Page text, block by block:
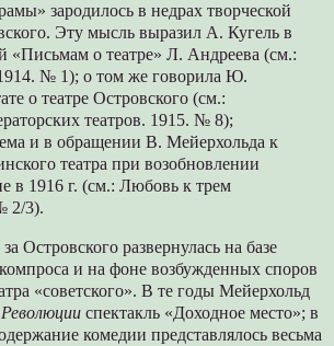
зародилось в недрах творческой
Эту мысль выразил А. Кугель в
«Письмам о театре» Л. Андреева (см.:
№ 1); о том же говорила Ю.
о театре Островского (см.:
театров. 1915. № 8);
и в обращении В. Мейерхольда к
театра при возобновлении
в 1916 г. (см.: Любовь к трем
2/3).
Островского развернулась на базе
и на фоне возбужденных споров
«советского». В те годы Мейерхольд
спектакль «Доходное место»; в
комедии представлялось весьма